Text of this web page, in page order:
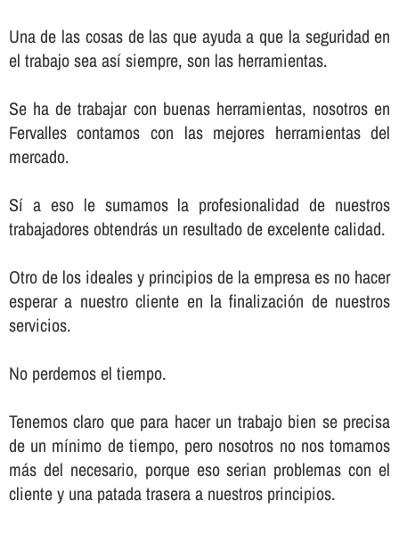
Una de las cosas de las que ayuda a que la seguridad en
el trabajo sea así­ siempre, son las herramientas.
Se ha de trabajar con buenas herramientas, nosotros en
Fervalles contamos con las mejores herramientas del
mercado.
Sí­ a eso le sumamos la profesionalidad de nuestros
trabajadores obtendrás un resultado de excelente calidad.
Otro de los ideales y principios de la empresa es no hacer
esperar a nuestro cliente en la finalización de nuestros
servicios.
No perdemos el tiempo.
Tenemos claro que para hacer un trabajo bien se precisa
de un mí­nimo de tiempo, pero nosotros no nos tomamos
más del necesario, porque eso serian problemas con el
cliente y una patada trasera a nuestros principios.